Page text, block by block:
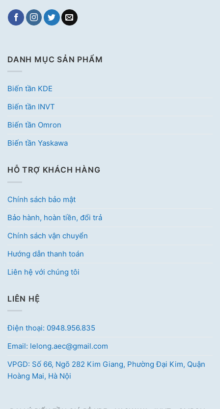
DANH MỤC SẢN PHẨM
Biến tần KDE
Biến tần INVT
Biến tần Omron
Biến tần Yaskawa
HỖ TRỢ KHÁCH HÀNG
Chính sách bảo mật
Bảo hành, hoàn tiền, đổi trả
Chính sách vận chuyển
Hướng dẫn thanh toán
Liên hệ với chúng tôi
LIÊN HỆ
Điện thoại: 0948.956.835
Email: lelong.aec@gmail.com
VPGD: Số 66, Ngõ 282 Kim Giang, Phường Đại Kim, Quận
Hoàng Mai, Hà Nội